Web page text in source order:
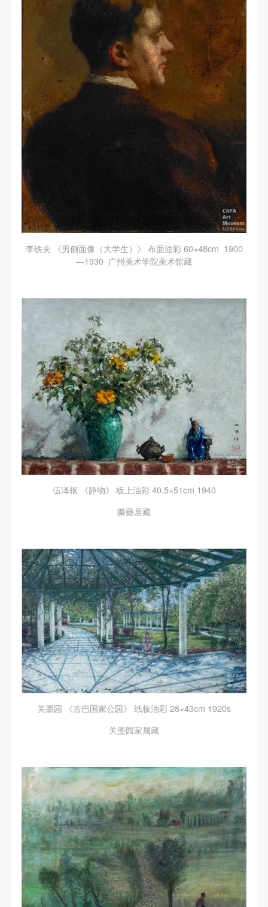
李铁夫 《男侧面像（大学生）》 布面油彩 60×48cm 1900
—1930 广州美术学院美术馆藏
伍泽枢 《静物》 板上油彩 40.5×51cm 1940
樂藝居藏
关墨园 《古巴国家公园》 纸板油彩 28×43cm 1920s
关墨园家属藏
验证码
登录
可使用雅昌艺术网会员账户登录